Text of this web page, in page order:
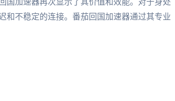
国加速器再次显示了其价值和效能。对于身处
和不稳定的连接。番茄回国加速器通过其专业